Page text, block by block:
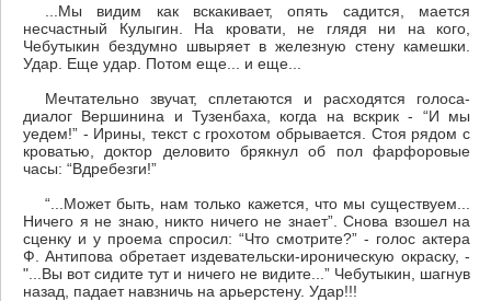
...Мы видим как вскакивает, опять садится, мается
несчастный Кулыгин. На кровати, не глядя ни на кого,
Чебутыкин бездумно швыряет в железную стену камешки.
Удар. Еще удар. Потом еще... и еще...
Мечтательно звучат, сплетаются и расходятся голоса-
диалог Вершинина и Тузенбаха, когда на вскрик - “И мы
уедем!” - Ирины, текст с грохотом обрывается. Стоя рядом с
кроватью, доктор деловито брякнул об пол фарфоровые
часы: “Вдребезги!”
“...Может быть, нам только кажется, что мы существуем...
Ничего я не знаю, никто ничего не знает”. Снова взошел на
сценку и у проема спросил: “Что смотрите?” - голос актера
Ф. Антипова обретает издевательски-ироническую окраску, -
"...Вы вот сидите тут и ничего не видите...” Чебутыкин, шагнув
назад, падает навзничь на арьерстену. Удар!!!